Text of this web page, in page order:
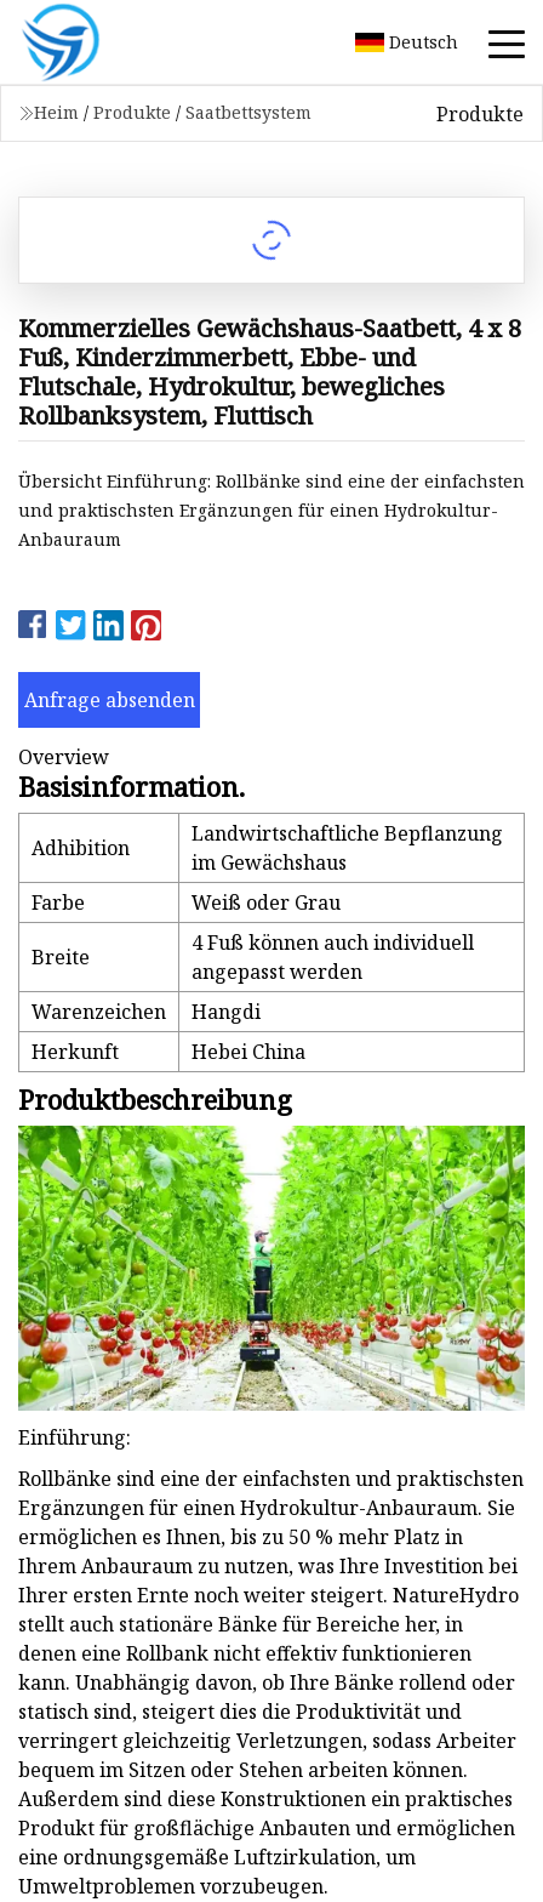
Deutsch
Heim / Produkte / Saatbettsystem Produkte
Kommerzielles Gewächshaus-Saatbett, 4 x 8
Fuß, Kinderzimmerbett, Ebbe- und
Flutschale, Hydrokultur, bewegliches
Rollbanksystem, Fluttisch
Übersicht Einführung: Rollbänke sind eine der einfachsten
und praktischsten Ergänzungen für einen Hydrokultur-
Anbauraum
Anfrage absenden
Overview
Basisinformation.
Adhibition
Landwirtschaftliche Bepflanzung
im Gewächshaus
Farbe
Weiß oder Grau
Breite
4 Fuß können auch individuell
angepasst werden
Warenzeichen
Hangdi
Herkunft
Hebei China
Produktbeschreibung
Einführung:
Rollbänke sind eine der einfachsten und praktischsten
Ergänzungen für einen Hydrokultur-Anbauraum. Sie
ermöglichen es Ihnen, bis zu 50 % mehr Platz in
Ihrem Anbauraum zu nutzen, was Ihre Investition bei
Ihrer ersten Ernte noch weiter steigert. NatureHydro
stellt auch stationäre Bänke für Bereiche her, in
denen eine Rollbank nicht effektiv funktionieren
kann. Unabhängig davon, ob Ihre Bänke rollend oder
statisch sind, steigert dies die Produktivität und
verringert gleichzeitig Verletzungen, sodass Arbeiter
bequem im Sitzen oder Stehen arbeiten können.
Außerdem sind diese Konstruktionen ein praktisches
Produkt für großflächige Anbauten und ermöglichen
eine ordnungsgemäße Luftzirkulation, um
Umweltproblemen vorzubeugen.